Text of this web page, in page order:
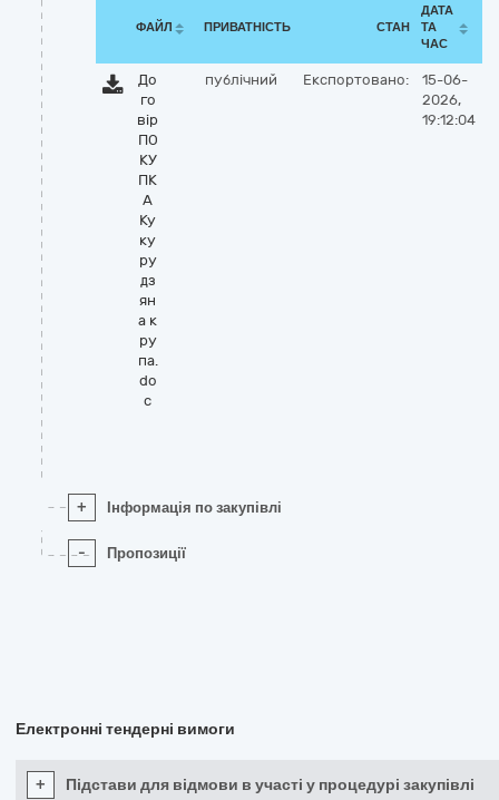
ФАЙЛ ПРИВАТНІСТЬ СТАН
ДАТА
ТА
ЧАС
До
го
вір
ПО
КУ
ПК
А
Ку
ку
ру
дз
ян
а к
ру
па.
do
c
публічний Експортовано:
15-06-
2026,
19:12:04
+ Інформація по закупівлі
- Пропозиції
Електронні тендерні вимоги
+ Підстави для відмови в участі у процедурі закупівлі